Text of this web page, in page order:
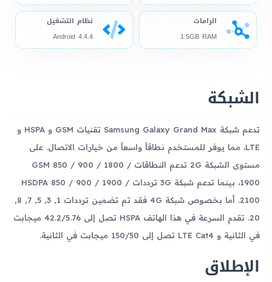
الرامات
1.5GB RAM
نظام التشغيل
Android 4.4.4
الشبكة
تدعم شبكة Samsung Galaxy Grand Max تقنيات GSM و HSPA و
LTE، مما يوفر للمستخدم نطاقاً واسعاً من خيارات الاتصال. على
مستوى الشبكة 2G تدعم النطاقات GSM 850 / 900 / 1800 /
1900، بينما تدعم شبكة 3G ترددات HSDPA 850 / 900 / 1900 /
2100. أما بخصوص شبكة 4G فقد تم تضمين ترددات 1, 3, 5, 7, 8,
20. تقدم السرعة في هذا الهاتف HSPA تصل إلى 42.2/5.76 ميجابت
في الثانية و LTE Cat4 تصل إلى 150/50 ميجابت في الثانية.
الإطلاق